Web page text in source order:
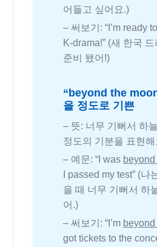
어들고 싶어요.)
– 써보기: “I’m ready to
K-drama!” (새 한국
준비 됐어!)
“beyond the
을 정도로 기쁜
– 뜻: 너무 기뻐서 하
정도의 기분을 표현해
– 예문: “I was
I passed my test” (나
을 때 너무 기뻐서 하
어.)
– 써보기: “I’m
got tickets to the